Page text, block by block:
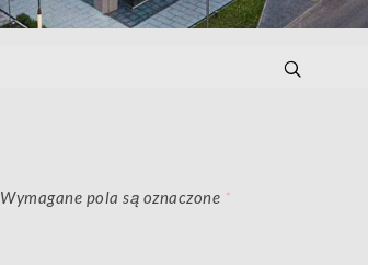
Wymagane pola są oznaczone *